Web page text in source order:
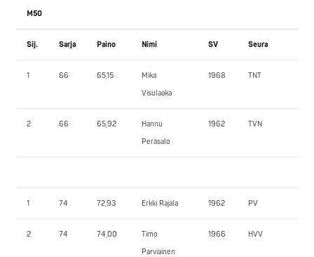
M50
Sij. Sarja Paino Nimi SV Seura
1 66 65,15
Mika
Visulaaka
1968 TNT
2 66 65,92
Hannu
Peräsalo
1962 TVN
1 74 72,93 Erkki Rajala 1962 PV
2 74 74,00
Timo
Parviainen
1966 HVV